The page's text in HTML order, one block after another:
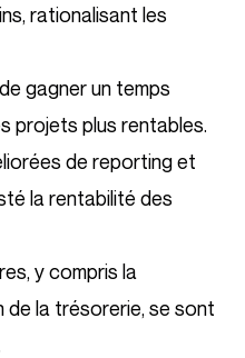
rationalisant les
gagner un temps
projets plus rentables.
de reporting et
la rentabilité des
y compris la
la trésorerie, se sont